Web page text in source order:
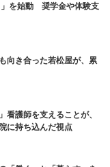
を始動 奨学金や体験支
向き合った若松屋が、累
看護師を支えることが、
に持ち込んだ視点